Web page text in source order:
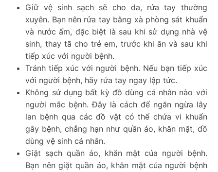
Giữ vệ sinh sạch sẽ cho da, rửa tay thường
xuyên. Bạn nên rửa tay bằng xà phòng sát khuẩn
và nước ấm, đặc biệt là sau khi sử dụng nhà vệ
sinh, thay tã cho trẻ em, trước khi ăn và sau khi
tiếp xúc với người bệnh.
Tránh tiếp xúc với người bệnh. Nếu bạn tiếp xúc
với người bệnh, hãy rửa tay ngay lập tức.
Không sử dụng bất kỳ đồ dùng cá nhân nào với
người mắc bệnh. Đây là cách để ngăn ngừa lây
lan bệnh qua các đồ vật có thể chứa vi khuẩn
gây bệnh, chẳng hạn như quần áo, khăn mặt, đồ
dùng vệ sinh cá nhân.
Giặt sạch quần áo, khăn mặt của người bệnh.
Bạn nên giặt quần áo, khăn mặt của người bệnh